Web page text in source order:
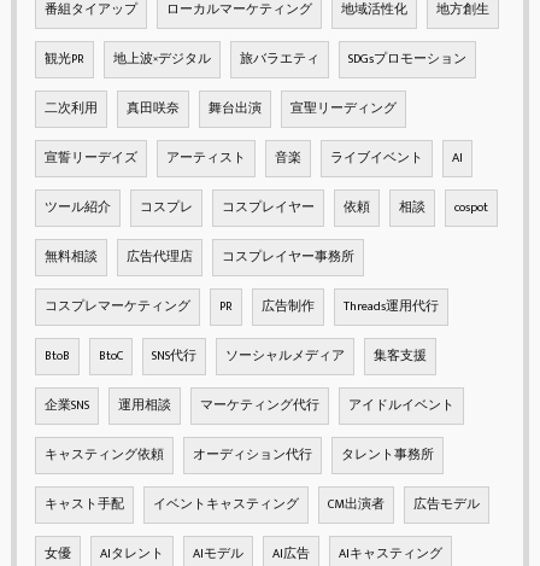
番組タイアップ ローカルマーケティング 地域活性化 地方創生
観光PR 地上波×デジタル 旅バラエティ SDGsプロモーション
二次利用 真田咲奈 舞台出演 宣聖リーディング
宣誓リーデイズ アーティスト 音楽 ライブイベント AI
ツール紹介 コスプレ コスプレイヤー 依頼 相談 cospot
無料相談 広告代理店 コスプレイヤー事務所
コスプレマーケティング PR 広告制作 Threads運用代行
BtoB BtoC SNS代行 ソーシャルメディア 集客支援
企業SNS 運用相談 マーケティング代行 アイドルイベント
キャスティング依頼 オーディション代行 タレント事務所
キャスト手配 イベントキャスティング CM出演者 広告モデル
女優 AIタレント AIモデル AI広告 AIキャスティング